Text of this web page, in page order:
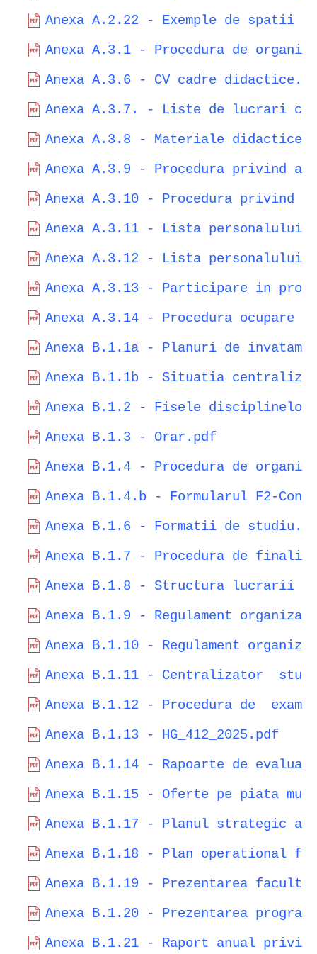
Anexa A.2.22 - Exemple de
Anexa A.3.1 - Procedura de
Anexa A.3.6 - CV cadre
Anexa A.3.7. - Liste de lucrari
Anexa A.3.8 - Materiale
Anexa A.3.9 - Procedura privind
Anexa A.3.10 - Procedura privind
Anexa A.3.11 - Lista
Anexa A.3.12 - Lista personalului
Anexa A.3.13 - Participare in
Anexa A.3.14 - Procedura
Anexa B.1.1a - Planuri de
Anexa B.1.1b - Situatia
Anexa B.1.2 - Fisele
Anexa B.1.3 - Orar.pdf
Anexa B.1.4 - Procedura de
Anexa B.1.4.b - Formularul F2-
Anexa B.1.6 - Formatii de
Anexa B.1.7 - Procedura de
Anexa B.1.8 - Structura lucrarii
Anexa B.1.9 - Regulament
Anexa B.1.10 - Regulament
Anexa B.1.11 - Centralizator
Anexa B.1.12 - Procedura de
Anexa B.1.13 - HG_412_2025.pdf
Anexa B.1.14 - Rapoarte de
Anexa B.1.15 - Oferte pe piata
Anexa B.1.17 - Planul strategic al
Anexa B.1.18 - Plan operational
Anexa B.1.19 - Prezentarea
Anexa B.1.20 - Prezentarea
Anexa B.1.21 - Raport anual